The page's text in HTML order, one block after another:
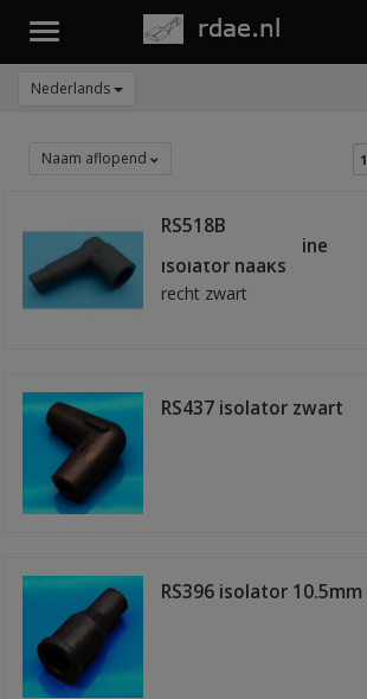
Toggle
Nederlands
Naam aflopend 1
RS518B
verdeelkap/bobine
isolator haaks
recht zwart
RS437 isolator zwart
RS396 isolator 10.5mm